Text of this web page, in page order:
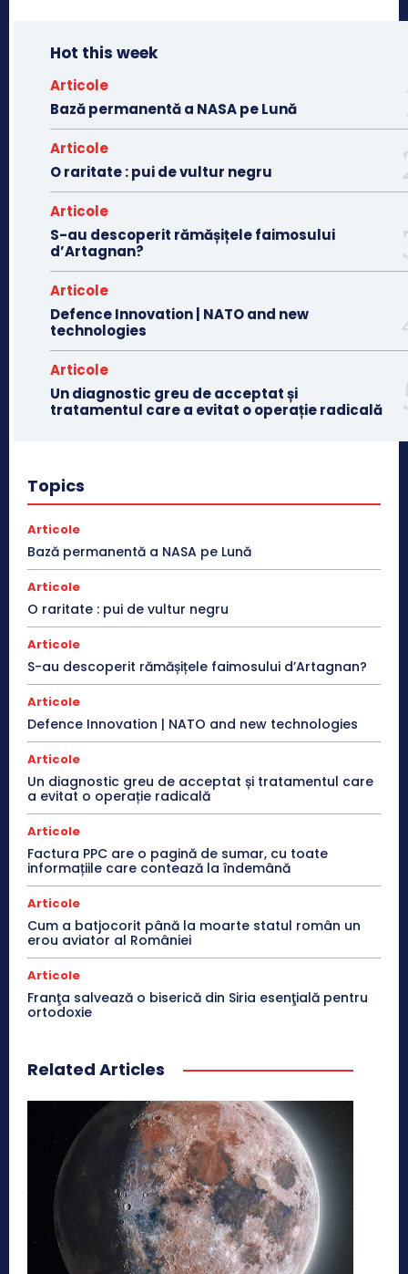
Hot this week
Articole
Bază permanentă a NASA pe Lună
Articole
O raritate : pui de vultur negru
Articole
S-au descoperit rămășițele faimosului
d’Artagnan?
Articole
Defence Innovation | NATO and new
technologies
Articole
Un diagnostic greu de acceptat și
tratamentul care a evitat o operație radicală
Topics
Articole
Bază permanentă a NASA pe Lună
Articole
O raritate : pui de vultur negru
Articole
S-au descoperit rămășițele faimosului d’Artagnan?
Articole
Defence Innovation | NATO and new technologies
Articole
Un diagnostic greu de acceptat și tratamentul care
a evitat o operație radicală
Articole
Factura PPC are o pagină de sumar, cu toate
informațiile care contează la îndemână
Articole
Cum a batjocorit până la moarte statul român un
erou aviator al României
Articole
Franţa salvează o biserică din Siria esenţială pentru
ortodoxie
Related Articles